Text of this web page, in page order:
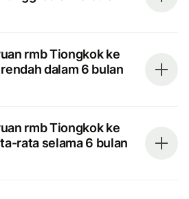
rmb Tiongkok ke
dalam 6 bulan
rmb Tiongkok ke
rata selama 6 bulan